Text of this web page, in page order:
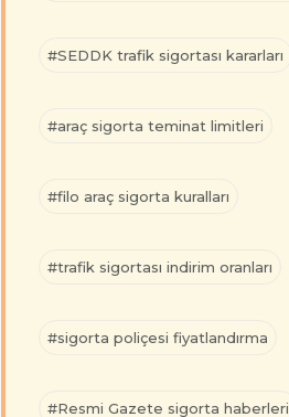
#SEDDK trafik sigortası kararları
#araç sigorta teminat limitleri
#filo araç sigorta kuralları
#trafik sigortası indirim oranları
#sigorta poliçesi fiyatlandırma
#Resmi Gazete sigorta haberleri